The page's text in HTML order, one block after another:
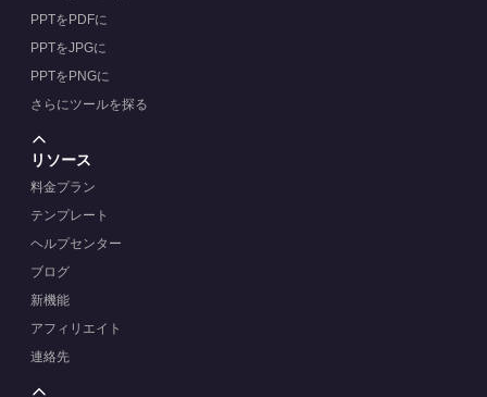
PPTをPDFに
PPTをJPGに
PPTをPNGに
さらにツールを探る
リソース
料金プラン
テンプレート
ヘルプセンター
ブログ
新機能
アフィリエイト
連絡先